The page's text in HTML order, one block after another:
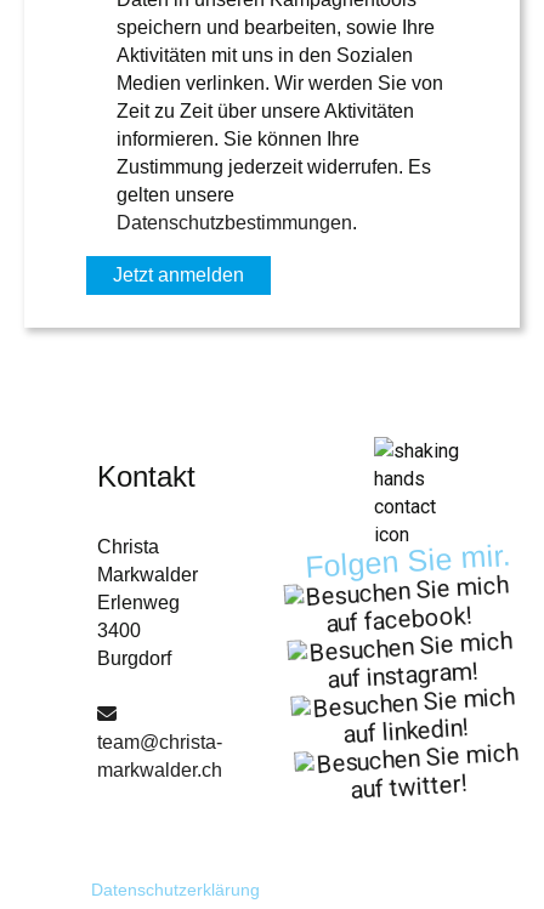
speichern und bearbeiten, sowie Ihre
Aktivitäten mit uns in den Sozialen
Medien verlinken. Wir werden Sie von
Zeit zu Zeit über unsere Aktivitäten
informieren. Sie können Ihre
Zustimmung jederzeit widerrufen. Es
gelten unsere
Datenschutzbestimmungen.
Kontakt
Christa
Markwalder
Erlenweg
3400
Burgdorf
team@christa-
markwalder.ch
Folgen Sie mir.
Datenschutzerklärung